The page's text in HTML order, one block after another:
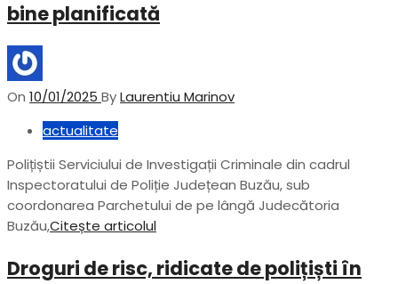
bine planificată
On 10/01/2025 ByLaurentiu Marinov
actualitate
Polițiștii Serviciului de Investigații Criminale din cadrul
Inspectoratului de Poliție Județean Buzău, sub
coordonarea Parchetului de pe lângă Judecătoria
Buzău,Citește articolul
Droguri de risc, ridicate de polițiști în